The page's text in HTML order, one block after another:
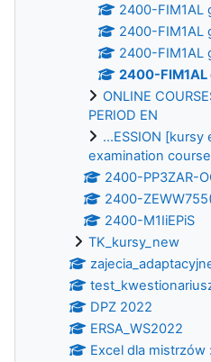
2400-FIM1AL
2400-FIM1AL
2400-FIM1AL
2400-FIM1AL
ONLINE
PERIOD EN
...ESSION
examination
2400-PP3ZAR-
2400-
2400-M1IiEPiS
TK_kursy_new
DPZ 2022
ERSA_WS2022
Excel dla mistrzów